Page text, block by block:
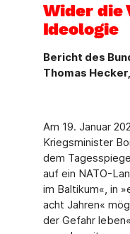
Wider die
Ideologie
Bericht des
Thomas
Am 19. Januar
Kriegsminister
dem
auf ein NATO-
im Baltikum«, in
acht Jahren«
der Gefahr